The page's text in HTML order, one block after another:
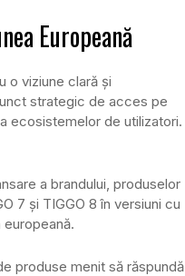
Europeană
o viziune clară și
strategic de acces pe
ecosistemelor de utilizatori.
a brandului, produselor
7 și TIGGO 8 în versiuni cu
produse menit să răspundă